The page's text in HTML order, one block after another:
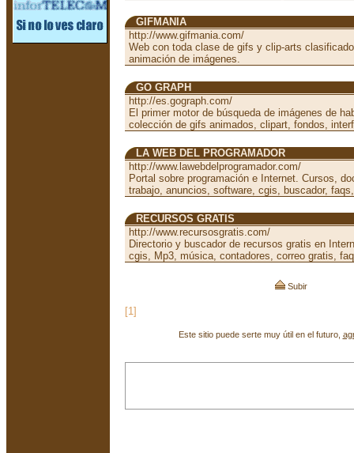
GIFMANIA
http://www.gifmania.com/
Web con toda clase de gifs y clip-arts
animación de imágenes.
GO GRAPH
http://es.gograph.com/
El primer motor de búsqueda de imágenes de
colección de gifs animados, clipart, fondos,
LA WEB DEL PROGRAMADOR
http://www.lawebdelprogramador.com/
Portal sobre programación e Internet. Cursos,
trabajo, anuncios, software, cgis, buscador,
RECURSOS GRATIS
http://www.recursosgratis.com/
Directorio y buscador de recursos gratis en
cgis, Mp3, música, contadores, correo gratis,
Subir
[1]
Este sitio puede serte muy útil en el futuro,